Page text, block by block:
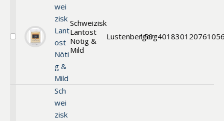
Välj
wei
zisk
Lant
ost
Nöti
g &
Mild
Schweizisk
Lantost
Nötig &
Mild
Lustenberger
150g40183012
Sch
wei
zisk